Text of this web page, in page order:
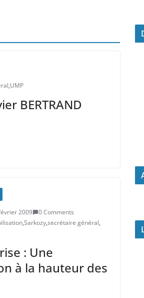
,UMP
BERTRAND
2009
0 Comments
,Sarkozy,secrétaire général,
: Une
à la hauteur des